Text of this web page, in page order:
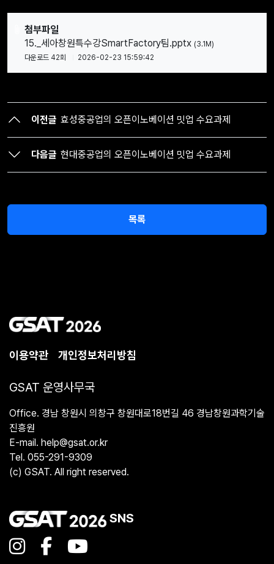
첨부파일
15._세아창원특수강SmartFactory팀.pptx (3.1M)
다운로드 42회
2026-02-23 15:59:42
이전글 효성중공업의 오픈이노베이션 밋업 수요과제
다음글 현대중공업의 오픈이노베이션 밋업 수요과제
목록
이용약관 개인정보처리방침
GSAT 운영사무국
Office. 경남 창원시 의창구 창원대로18번길 46 경남창원과학기술
진흥원
E-mail. help@gsat.or.kr
Tel. 055-291-9309
(c) GSAT. All right reserved.
SNS